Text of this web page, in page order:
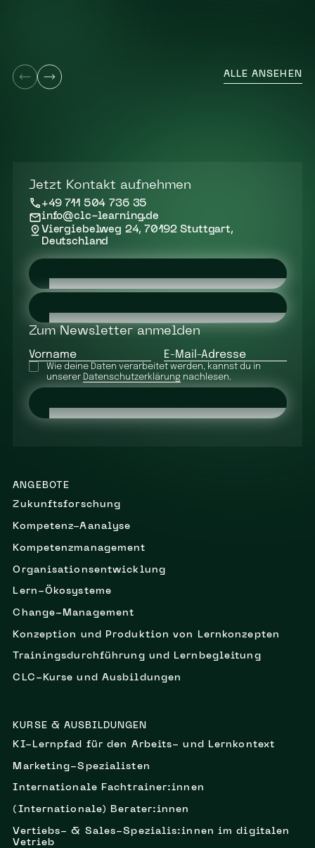
ALLE ANSEHEN
ANGEBOTE
Zukunftsforschung
Kompetenz-Aanalyse
Kompetenzmanagement
Organisationsentwicklung
Lern-Ökosysteme
Change-Management
Konzeption und Produktion von Lernkonzepten
Trainingsdurchführung und Lernbegleitung
CLC-Kurse und Ausbildungen
KURSE & AUSBILDUNGEN
KI-Lernpfad für den Arbeits- und Lernkontext
Marketing-Spezialisten
Internationale Fachtrainer:innen
(Internationale) Berater:innen
Vertiebs- & Sales-Spezialis:innen im digitalen
Vetrieb
Jetzt Kontakt aufnehmen
+49 711 504 736 35
info@clc-learning.de
Viergiebelweg 24, 70192 Stuttgart,
Deutschland
Zum Newsletter anmelden
Vorname E-Mail-Adresse
Wie deine Daten verarbeitet werden, kannst du in
unserer Datenschutzerklärung nachlesen.